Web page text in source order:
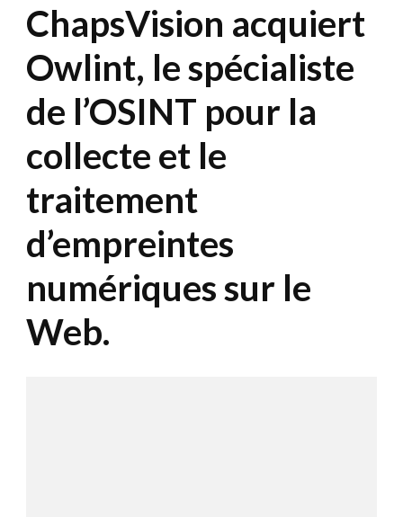
ChapsVision acquiert
Owlint, le spécialiste
de l’OSINT pour la
collecte et le
traitement
d’empreintes
numériques sur le
Web.